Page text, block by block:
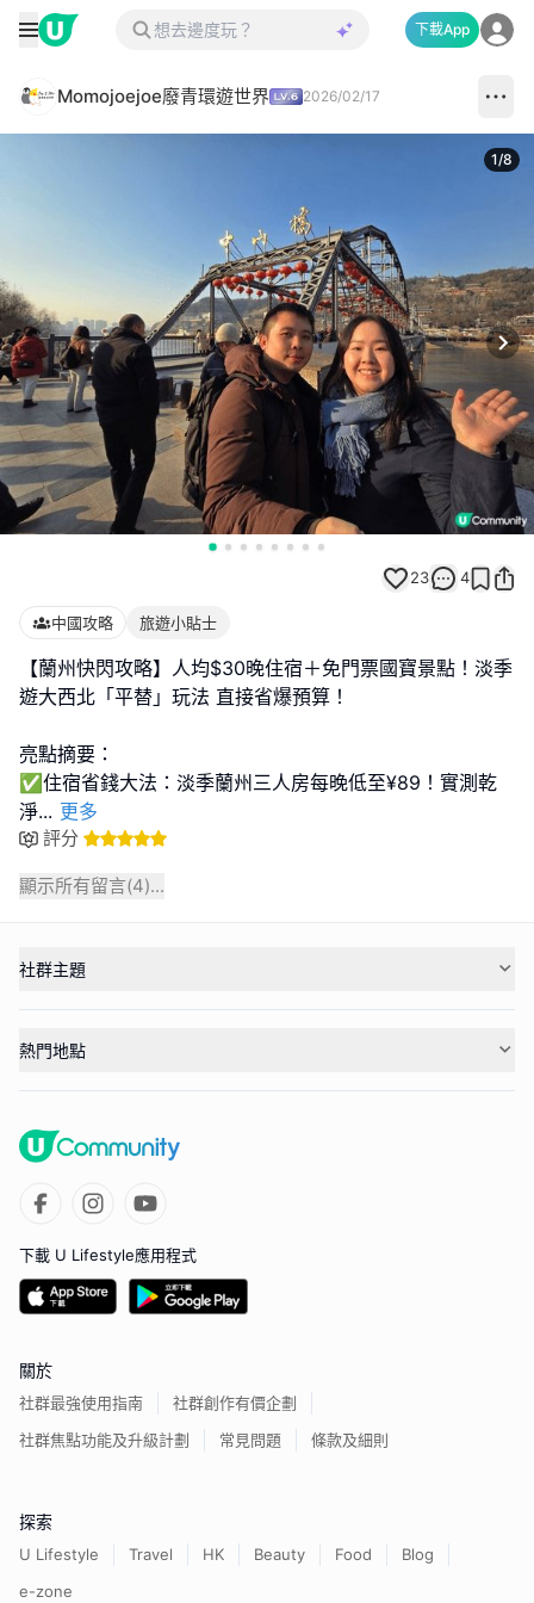
下載App
Momojoejoe廢青環遊世界 2026/02/17
1/8
23 4
中國攻略 旅遊小貼士
【蘭州快閃攻略】人均$30晚住宿＋免門票國寶景點！淡季
遊大西北「平替」玩法 直接省爆預算！
亮點摘要：
✅住宿省錢大法：淡季蘭州三人房每晚低至¥89！實測乾
淨... 更多
評分
顯示所有留言(4)...
社群主題
熱門地點
下載 U Lifestyle應用程式
關於
社群最強使用指南
社群創作有價企劃
社群焦點功能及升級計劃
常見問題 條款及細則
探索
U Lifestyle Travel HK Beauty Food
Blog
e-zone